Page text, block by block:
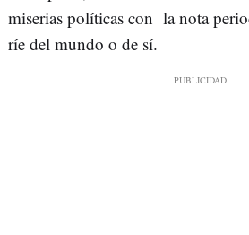
miserias políticas con la nota
ríe del mundo o de sí.